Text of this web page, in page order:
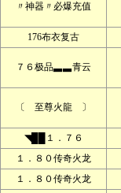
〃神器〃必爆充值
176布衣复古
７６极品▃▃青云
〔 至尊火龍 〕
◥██１．７６
１．８０传奇火龙
１．８０传奇火龙